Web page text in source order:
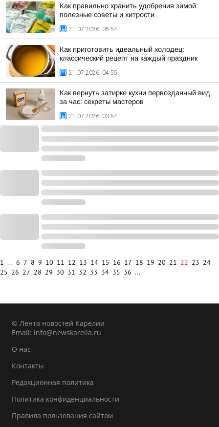
Как правильно хранить удобрения зимой:
полезные советы и хитрости
21.07.2026, 05:54
Как приготовить идеальный холодец:
классический рецепт на каждый праздник
21.07.2026, 04:55
Как вернуть затирке кухни первозданный вид
за час: секреты мастеров
21.07.2026, 03:54
1 ... 6 7 8 9 10 11 12 13 14 15 16 17 18 19 20 21 22 23 24
25 26 27 28 29 30 31 32 33 34 35 36 ...
© Лента новостей Карелии
Email: info@newskarelia.ru
О нас
Контакты
Редакционная политика
Политика конфиденциальности
Правила пользования сайтом